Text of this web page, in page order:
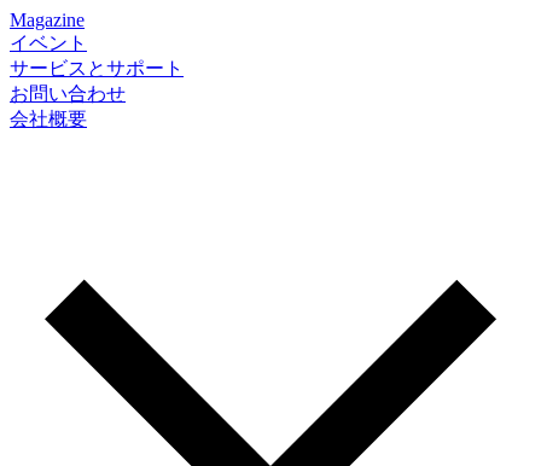
Magazine
イベント
サービスとサポート
お問い合わせ
会社概要